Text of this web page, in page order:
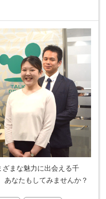
ざまな魅力に出会える千
あなたもしてみませんか？